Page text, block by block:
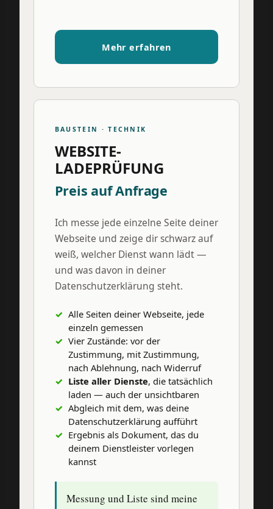
Mehr erfahren
BAUSTEIN · TECHNIK
WEBSITE-
LADEPRÜFUNG
Preis auf Anfrage
Ich messe jede einzelne Seite deiner
Webseite und zeige dir schwarz auf
weiß, welcher Dienst wann lädt —
und was davon in deiner
Datenschutzerklärung steht.
Alle Seiten deiner Webseite, jede
einzeln gemessen
Vier Zustände: vor der
Zustimmung, mit Zustimmung,
nach Ablehnung, nach Widerruf
Liste aller Dienste, die tatsächlich
laden — auch der unsichtbaren
Abgleich mit dem, was deine
Datenschutzerklärung aufführt
Ergebnis als Dokument, das du
deinem Dienstleister vorlegen
kannst
Messung und Liste sind meine